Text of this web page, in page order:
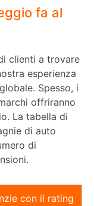
fa al
clienti a trovare
esperienza
Spesso, i
offriranno
La tabella di
di auto
di
con il rating